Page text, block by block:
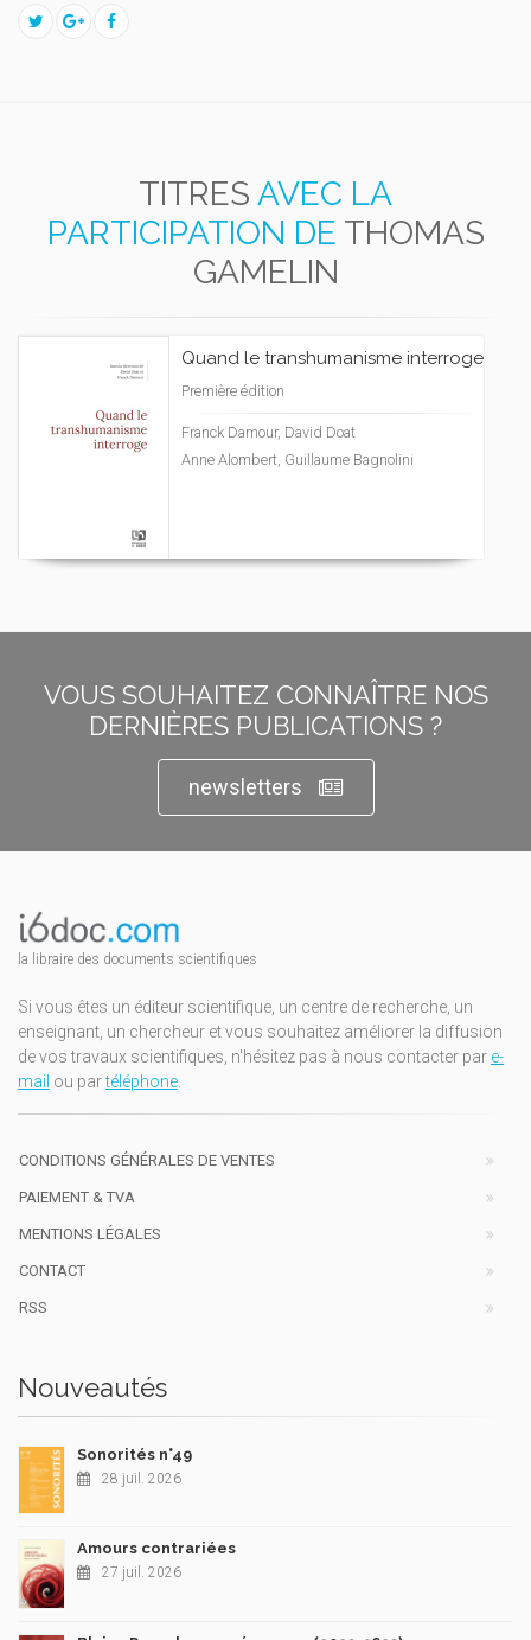
TITRES AVEC LA
PARTICIPATION DE THOMAS
GAMELIN
Quand le transhumanisme interroge
Première édition
Franck Damour, David Doat
Anne Alombert, Guillaume Bagnolini
VOUS SOUHAITEZ CONNAÎTRE NOS
DERNIÈRES PUBLICATIONS ?
newsletters
la libraire des documents scientifiques
Si vous êtes un éditeur scientifique, un centre de recherche, un
enseignant, un chercheur et vous souhaitez améliorer la diffusion
de vos travaux scientifiques, n'hésitez pas à nous contacter par e-
mail ou partéléphone.
CONDITIONS GÉNÉRALES DE VENTES
PAIEMENT & TVA
MENTIONS LÉGALES
CONTACT
RSS
Nouveautés
Sonorités n°49
28 juil. 2026
Amours contrariées
27 juil. 2026